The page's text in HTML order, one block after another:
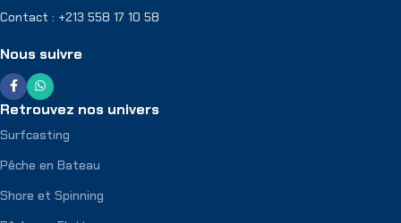
Contact : +213 558 17 10 58
Nous suivre
Retrouvez nos univers
Surfcasting
Pêche en Bateau
Shore et Spinning